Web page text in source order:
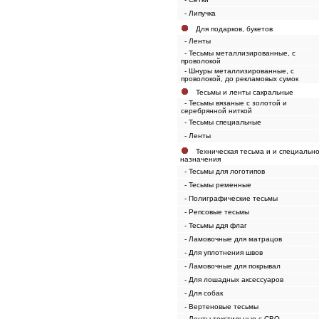
- Липучка
Для подарков, букетов
- Ленты
- Тесьмы металлизированные, с
проволокой
- Шнуры металлизированные, с
проволокой, до рекламовых сумок
Тесьмы и ленты сакральные
- Тесьмы вязаные с золотой и
серебрянной ниткой
- Тесьмы специальные
- Ленты
Техническая тесьма и и
назначения
- Тесьмы для логотипов
- Тесьмы ременные
- Полиграфические тесьмы
- Репсовые тесьмы
- Тесьмы ддя флаг
- Ламовочные для матрацов
- Для уплотнения швов
- Ламовочные для покрывал
- Для лошадных аксессуаров
- Для собак
- Вертеновые тесьмы